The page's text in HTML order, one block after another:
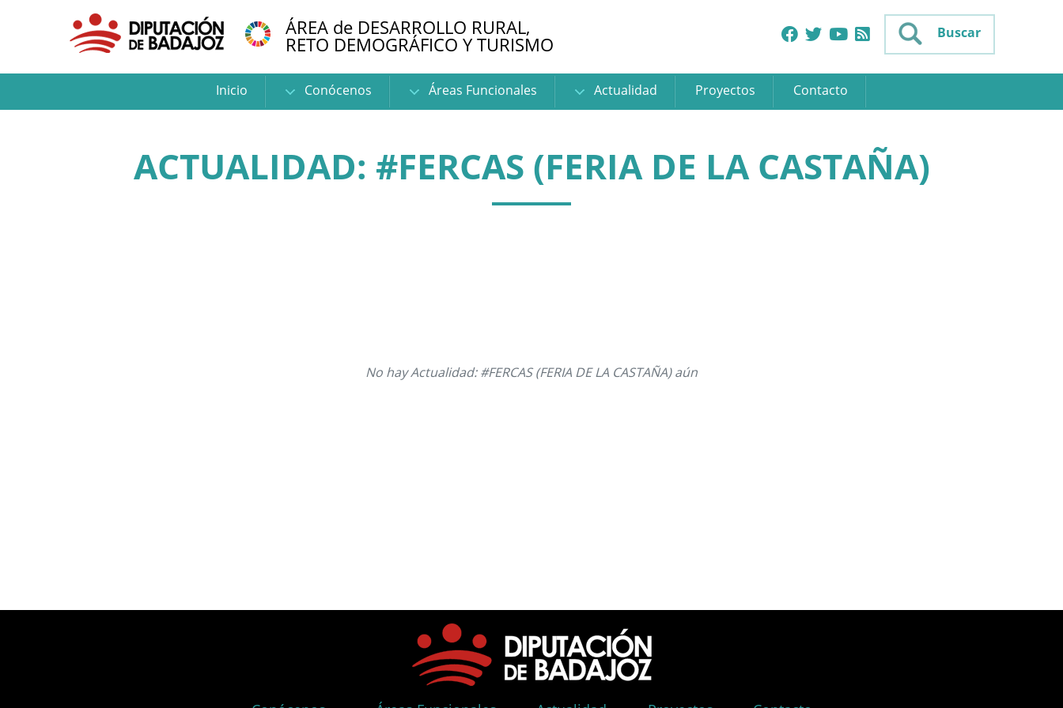
ÁREA de DESARROLLO RURAL,
RETO DEMOGRÁFICO Y TURISMO Buscar
Inicio Conócenos Áreas Funcionales Actualidad Proyectos Contacto
ACTUALIDAD: #FERCAS (FERIA DE LA CASTAÑA)
No hay Actualidad: #FERCAS (FERIA DE LA CASTAÑA) aún